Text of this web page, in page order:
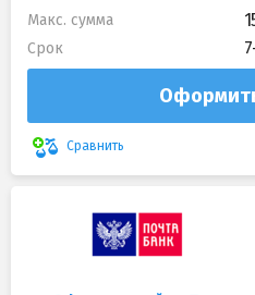
Макс. сумма
Срок
Сравнить